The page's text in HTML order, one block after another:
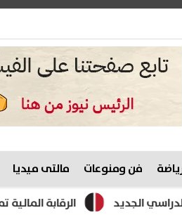
فن ومنوعات مالتى ميديا
الرقابة المالية تمنح